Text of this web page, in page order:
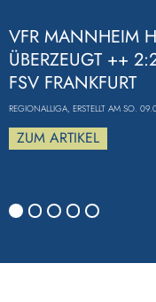
VFR MANNHEIM
ÜBERZEUGT ++
FSV FRANKFURT
REGIONALLIGA, ERSTELLT AM SO.
ZUM ARTIKEL